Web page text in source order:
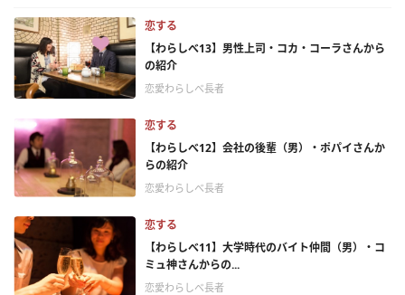
恋する
【わらしべ13】男性上司・コカ・コーラさんから
の紹介
恋愛わらしべ長者
恋する
【わらしべ12】会社の後輩（男）・ポパイさんか
らの紹介
恋愛わらしべ長者
恋する
【わらしべ11】大学時代のバイト仲間（男）・コ
ミュ神さんからの...
恋愛わらしべ長者